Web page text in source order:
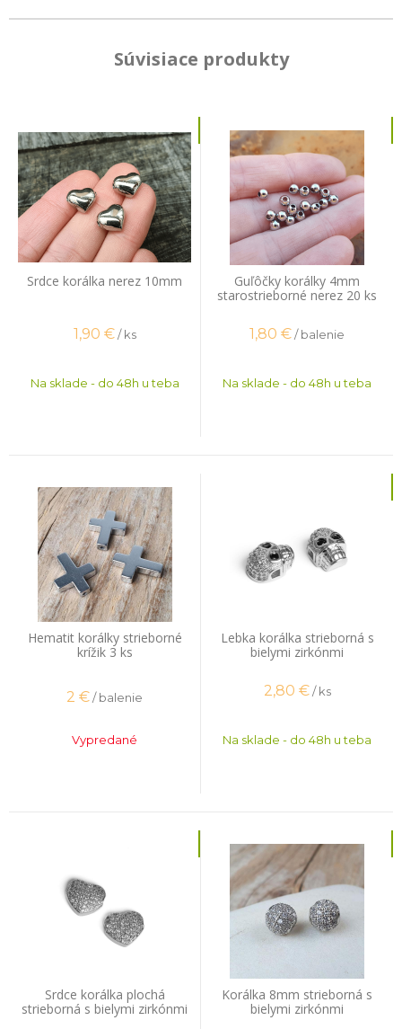
Súvisiace produkty
Srdce korálka nerez 10mm
1,90 € / ks
Na sklade - do 48h u teba
Guľôčky korálky 4mm
starostrieborné nerez 20 ks
1,80 €/ balenie
Na sklade - do 48h u teba
Hematit korálky strieborné
krížik 3 ks
2 €/ balenie
Vypredané
Lebka korálka strieborná s
bielymi zirkónmi
2,80 € / ks
Na sklade - do 48h u teba
Srdce korálka plochá
strieborná s bielymi zirkónmi
Korálka 8mm strieborná s
bielymi zirkónmi